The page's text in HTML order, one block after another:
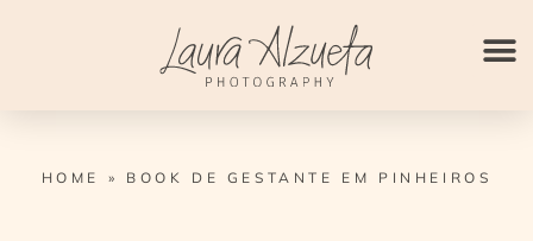
HOME » BOOK DE GESTANTE EM PINHEIROS